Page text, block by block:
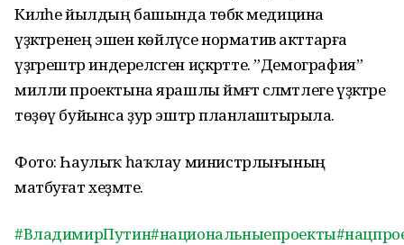
Киләһе йылдың башында төбәк медицина
үҙәктәренең эшен көйләүсе норматив акттарға
үҙгәрештәр индереләсәген иҫкәртте. ”Демография”
милли проектына ярашлы йәмәғәт сәләмәтлеге үҙәктәре
төҙөү буйынса ҙур эштәр планлаштырыла.
Фото: Һаулыҡ һаҡлау министрлығының
матбуғат хеҙмәте.
#ВладимирПутин#национальныепроекты